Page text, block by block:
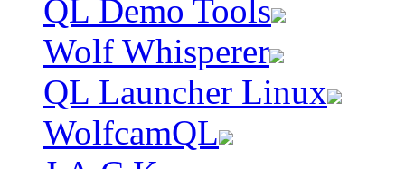
QL Demo Tools
Wolf Whisperer
QL Launcher Linux
WolfcamQL